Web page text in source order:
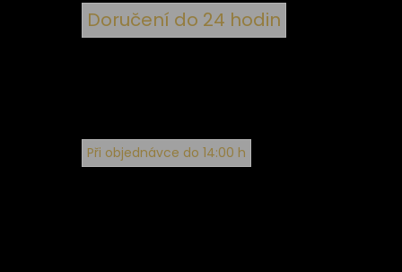
Doručení do 24 hodin
Při objednávce do 14:00 h